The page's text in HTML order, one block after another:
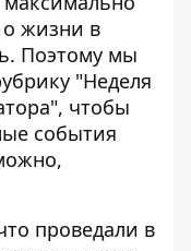
о жизни в
Поэтому мы
"Неделя
чтобы
события
проведали в